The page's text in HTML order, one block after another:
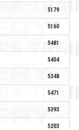
5179
5160
5481
5404
5348
5471
5393
5203